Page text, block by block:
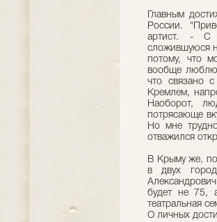
Главным
России.
артист. - С
сложившуюся
потому, что
вообще люблю
что связано
Кремлем,
Наоборот,
потрясающе
Но мне
отважился
В Крыму же, по
в двух
будет не 75,
театральная
О личных